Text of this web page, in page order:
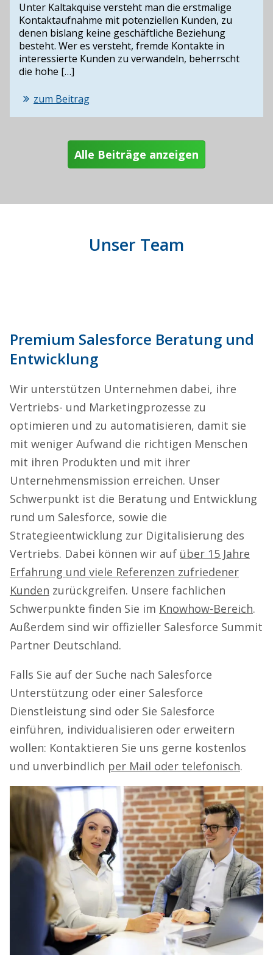
Unter Kaltakquise versteht man die erstmalige
Kontaktaufnahme mit potenziellen Kunden, zu
denen bislang keine geschäftliche Beziehung
besteht. Wer es versteht, fremde Kontakte in
interessierte Kunden zu verwandeln, beherrscht
die hohe […]
zum Beitrag
Alle Beiträge anzeigen
Unser Team
Premium Salesforce Beratung und
Entwicklung
Wir unterstützen Unternehmen dabei, ihre
Vertriebs- und Marketingprozesse zu
optimieren und zu automatisieren, damit sie
mit weniger Aufwand die richtigen Menschen
mit ihren Produkten und mit ihrer
Unternehmensmission erreichen. Unser
Schwerpunkt ist die Beratung und Entwicklung
rund um Salesforce, sowie die
Strategieentwicklung zur Digitalisierung des
Vertriebs. Dabei können wir auf über 15 Jahre
Erfahrung und viele Referenzen zufriedener
Kunden zurückgreifen. Unsere fachlichen
Schwerpunkte finden Sie im Knowhow-Bereich.
Außerdem sind wir offizieller Salesforce Summit
Partner Deutschland.
Falls Sie auf der Suche nach Salesforce
Unterstützung oder einer Salesforce
Dienstleistung sind oder Sie Salesforce
einführen, individualisieren oder erweitern
wollen: Kontaktieren Sie uns gerne kostenlos
und unverbindlich per Mail oder telefonisch.